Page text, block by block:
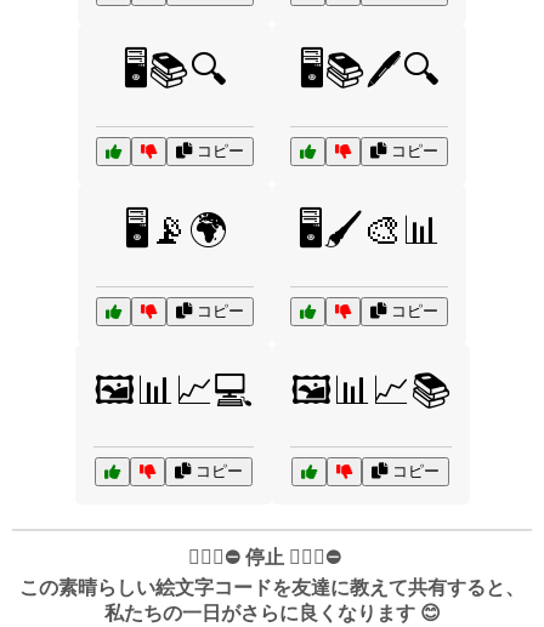
🖥️📚🔍
コピー
🖥️📚🖊️🔍
コピー
🖥️📡🌍
コピー
🖥️🖌️🎨📊
コピー
🖼️📊📈💻
コピー
🖼️📊📈📚
コピー
✋🏻🛑⛔️ 停止 ✋🏻🛑⛔️
この素晴らしい絵文字コードを友達に教えて共有すると、
私たちの一日がさらに良くなります 😊